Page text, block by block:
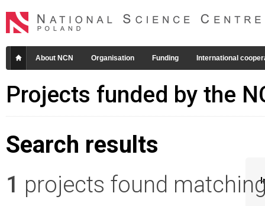
About NCN Organisation Funding International
Projects funded by the
Search results
1 projects found